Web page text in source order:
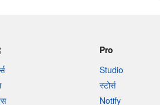
Pro
Studio
स्टोर्स
Notify